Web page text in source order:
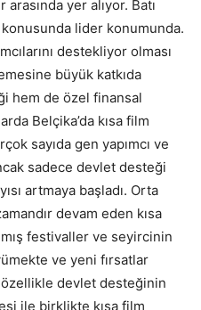
yer alıyor. Batı
konusunda lider konumunda.
destekliyor olması
büyük katkıda
hem de özel finansal
Belçika’da kısa film
sayıda gen yapımcı ve
sadece devlet desteği
artmaya başladı. Orta
devam eden kısa
festivaller ve seyircinin
ve yeni fırsatlar
özellikle devlet desteğinin
ile birklikte kısa film